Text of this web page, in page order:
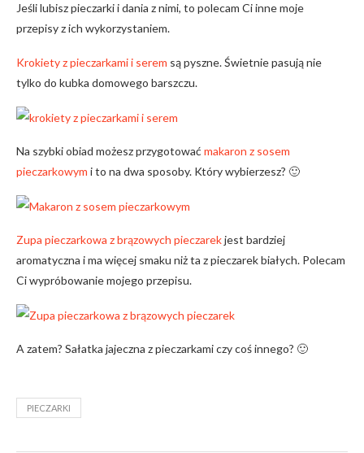
Jeśli lubisz pieczarki i dania z nimi, to polecam Ci inne moje
przepisy z ich wykorzystaniem.
Krokiety z pieczarkami i serem są pyszne. Świetnie pasują nie
tylko do kubka domowego barszczu.
Na szybki obiad możesz przygotować makaron z sosem
pieczarkowym i to na dwa sposoby. Który wybierzesz? 🙂
Zupa pieczarkowa z brązowych pieczarekjest bardziej
aromatyczna i ma więcej smaku niż ta z pieczarek białych. Polecam
Ci wypróbowanie mojego przepisu.
A zatem? Sałatka jajeczna z pieczarkami czy coś innego? 🙂
PIECZARKI